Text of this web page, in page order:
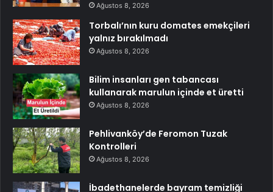
Ağustos 8, 2026
Torbalı’nın kuru domates emekçileri
yalnız bırakılmadı
Ağustos 8, 2026
Bilim insanları gen tabancası
kullanarak marulun içinde et üretti
Ağustos 8, 2026
Pehlivanköy’de Feromon Tuzak
Kontrolleri
Ağustos 8, 2026
İbadethanelerde bayram temizliği